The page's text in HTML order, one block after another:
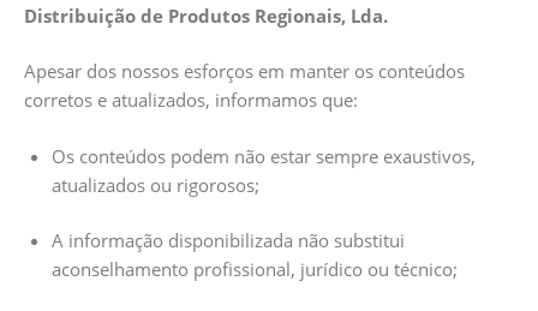
Distribuição de Produtos Regionais, Lda.
Apesar dos nossos esforços em manter os conteúdos
corretos e atualizados, informamos que:
Os conteúdos podem não estar sempre exaustivos,
atualizados ou rigorosos;
A informação disponibilizada não substitui
aconselhamento profissional, jurídico ou técnico;